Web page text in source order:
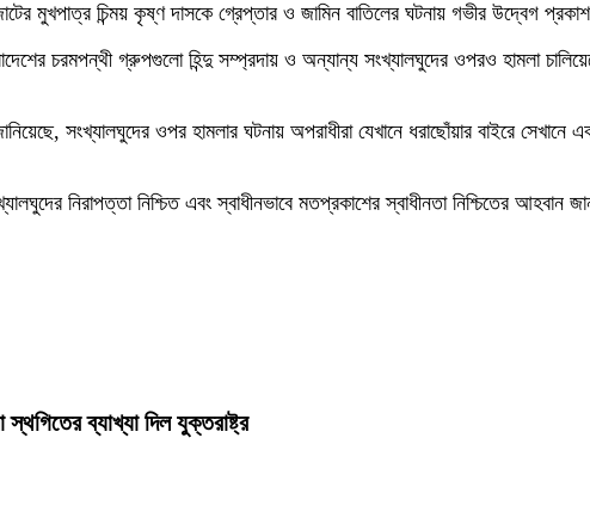
মুখপাত্র চিন্ময় কৃষ্ণ দাসকে গ্রেপ্তার ও জামিন বাতিলের ঘটনায় গভীর উদ্বেগ
চরমপন্থী গ্রুপগুলো হিন্দু সম্প্রদায় ও অন্যান্য সংখ্যালঘুদের ওপরও হামলা
সংখ্যালঘুদের ওপর হামলার ঘটনায় অপরাধীরা যেখানে ধরাছোঁয়ার বাইরে
নিরাপত্তা নিশ্চিত এবং স্বাধীনভাবে মতপ্রকাশের স্বাধীনতা নিশ্চিতের আহবান
স্থগিতের ব্যাখ্যা দিল যুক্তরাষ্ট্র